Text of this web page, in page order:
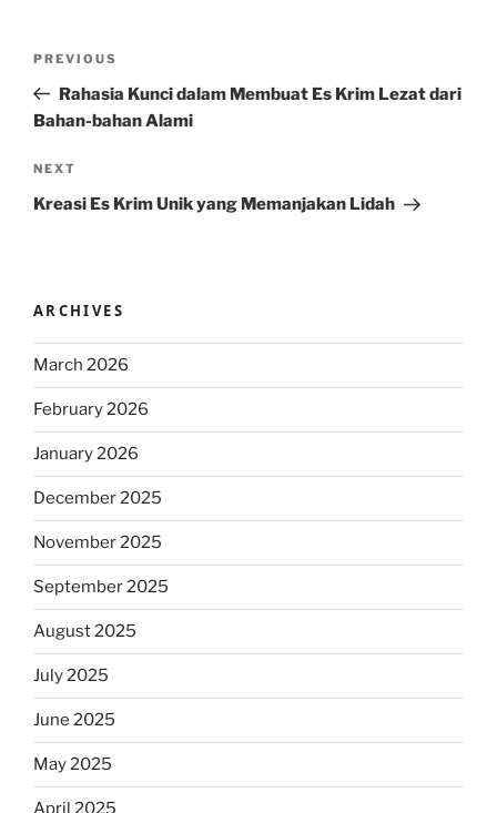
Previous
Post
PREVIOUS
Rahasia Kunci dalam Membuat Es Krim Lezat dari
Bahan-bahan Alami
Next
Post
NEXT
Kreasi Es Krim Unik yang Memanjakan Lidah
ARCHIVES
March 2026
February 2026
January 2026
December 2025
November 2025
September 2025
August 2025
July 2025
June 2025
May 2025
April 2025